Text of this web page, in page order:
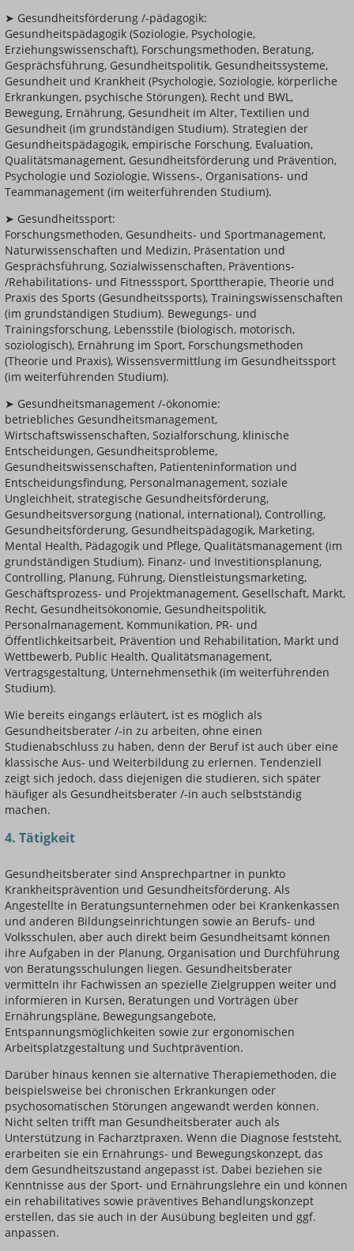
➤ Gesundheitsförderung /-pädagogik:
Gesundheitspädagogik (Soziologie, Psychologie,
Erziehungswissenschaft), Forschungsmethoden, Beratung,
Gesprächsführung, Gesundheitspolitik, Gesundheitssysteme,
Gesundheit und Krankheit (Psychologie, Soziologie, körperliche
Erkrankungen, psychische Störungen), Recht und BWL,
Bewegung, Ernährung, Gesundheit im Alter, Textilien und
Gesundheit (im grundständigen Studium). Strategien der
Gesundheitspädagogik, empirische Forschung, Evaluation,
Qualitätsmanagement, Gesundheitsförderung und Prävention,
Psychologie und Soziologie, Wissens-, Organisations- und
Teammanagement (im weiterführenden Studium).
➤ Gesundheitssport:
Forschungsmethoden, Gesundheits- und Sportmanagement,
Naturwissenschaften und Medizin, Präsentation und
Gesprächsführung, Sozialwissenschaften, Präventions-
/Rehabilitations- und Fitnesssport, Sporttherapie, Theorie und
Praxis des Sports (Gesundheitssports), Trainingswissenschaften
(im grundständigen Studium). Bewegungs- und
Trainingsforschung, Lebensstile (biologisch, motorisch,
soziologisch), Ernährung im Sport, Forschungsmethoden
(Theorie und Praxis), Wissensvermittlung im Gesundheitssport
(im weiterführenden Studium).
➤ Gesundheitsmanagement /-ökonomie:
betriebliches Gesundheitsmanagement,
Wirtschaftswissenschaften, Sozialforschung, klinische
Entscheidungen, Gesundheitsprobleme,
Gesundheitswissenschaften, Patienteninformation und
Entscheidungsfindung, Personalmanagement, soziale
Ungleichheit, strategische Gesundheitsförderung,
Gesundheitsversorgung (national, international), Controlling,
Gesundheitsförderung, Gesundheitspädagogik, Marketing,
Mental Health, Pädagogik und Pflege, Qualitätsmanagement (im
grundständigen Studium). Finanz- und Investitionsplanung,
Controlling, Planung, Führung, Dienstleistungsmarketing,
Geschäftsprozess- und Projektmanagement, Gesellschaft, Markt,
Recht, Gesundheitsökonomie, Gesundheitspolitik,
Personalmanagement, Kommunikation, PR- und
Öffentlichkeitsarbeit, Prävention und Rehabilitation, Markt und
Wettbewerb, Public Health, Qualitätsmanagement,
Vertragsgestaltung, Unternehmensethik (im weiterführenden
Studium).
Wie bereits eingangs erläutert, ist es möglich als
Gesundheitsberater /-in zu arbeiten, ohne einen
Studienabschluss zu haben, denn der Beruf ist auch über eine
klassische Aus- und Weiterbildung zu erlernen. Tendenziell
zeigt sich jedoch, dass diejenigen die studieren, sich später
häufiger als Gesundheitsberater /-in auch selbstständig
machen.
4. Tätigkeit
Gesundheitsberater sind Ansprechpartner in punkto
Krankheitsprävention und Gesundheitsförderung. Als
Angestellte in Beratungsunternehmen oder bei Krankenkassen
und anderen Bildungseinrichtungen sowie an Berufs- und
Volksschulen, aber auch direkt beim Gesundheitsamt können
ihre Aufgaben in der Planung, Organisation und Durchführung
von Beratungsschulungen liegen. Gesundheitsberater
vermitteln ihr Fachwissen an spezielle Zielgruppen weiter und
informieren in Kursen, Beratungen und Vorträgen über
Ernährungspläne, Bewegungsangebote,
Entspannungsmöglichkeiten sowie zur ergonomischen
Arbeitsplatzgestaltung und Suchtprävention.
Darüber hinaus kennen sie alternative Therapiemethoden, die
beispielsweise bei chronischen Erkrankungen oder
psychosomatischen Störungen angewandt werden können.
Nicht selten trifft man Gesundheitsberater auch als
Unterstützung in Facharztpraxen. Wenn die Diagnose feststeht,
erarbeiten sie ein Ernährungs- und Bewegungskonzept, das
dem Gesundheitszustand angepasst ist. Dabei beziehen sie
Kenntnisse aus der Sport- und Ernährungslehre ein und können
ein rehabilitatives sowie präventives Behandlungskonzept
erstellen, das sie auch in der Ausübung begleiten und ggf.
anpassen.